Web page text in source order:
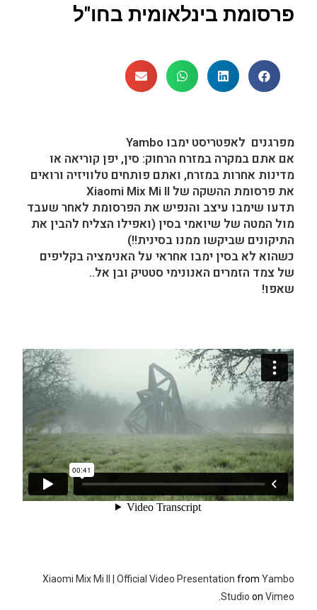
פרסומת בינלאומית בחו"ל
מפרגנים לאפטריסט ימבו Yambo
אם אתם במקרה במזרח הרחוק: סין, יפן קוריאה או
מדינות אחרות במזרח, ואתם פותחים טלוויזיה ורואים
את פרסומת ההשקה של Xiaomi Mix Mi II
תדעו שימבו עיצב והנפיש את הפרסומת לאחר שעבד
מול המטה של שיואמי בסין (ואפילו הצליח להבין את
התיקונים שביקשו ממנו בסינית!!)
כשהוא לא בסין ימבו אחראי על האנימציה בקליפים
של צמד הזמרים האנונימי סטטיק ובן אל..
שאפו!
Xiaomi Mix Mi II | Official Video Presentation from Yambo
Studio on Vimeo
.